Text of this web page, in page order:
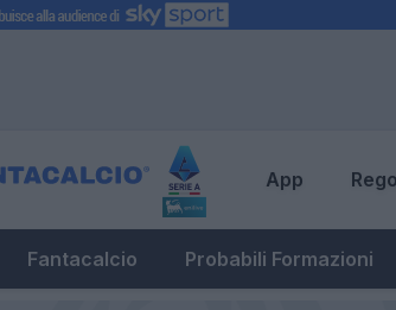
App
Fantacalcio Probabili Formazioni